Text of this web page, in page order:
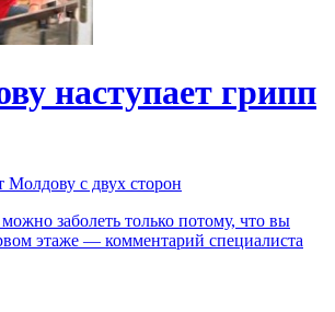
наступает грипп
Молдову с двух сторон
заболеть только потому, что вы
этаже — комментарий специалиста